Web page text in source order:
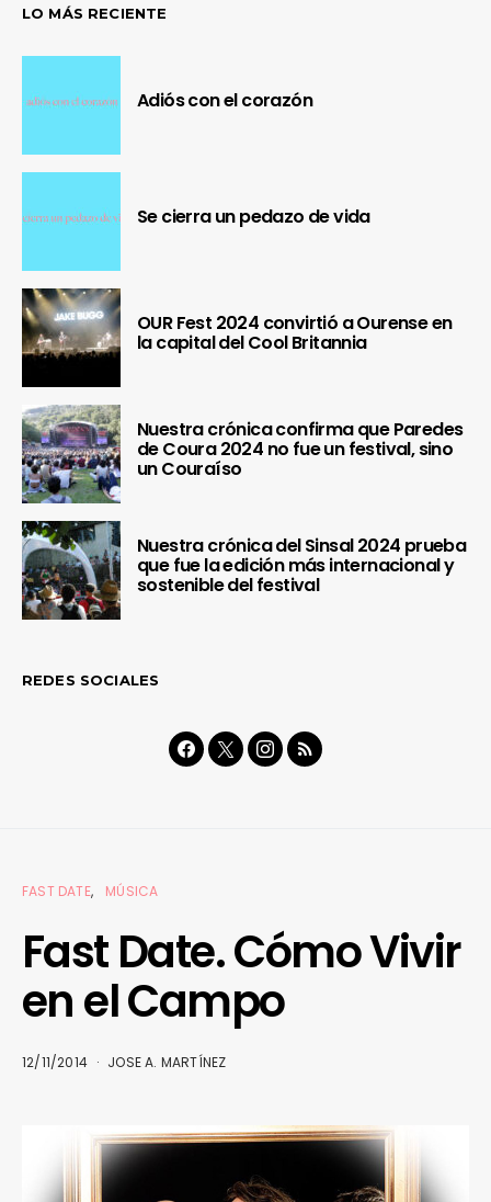
LO MÁS RECIENTE
Adiós con el corazón
Se cierra un pedazo de vida
OUR Fest 2024 convirtió a Ourense en
la capital del Cool Britannia
Nuestra crónica confirma que Paredes
de Coura 2024 no fue un festival, sino
un Couraíso
Nuestra crónica del Sinsal 2024 prueba
que fue la edición más internacional y
sostenible del festival
REDES SOCIALES
FAST DATE MÚSICA
Fast Date. Cómo Vivir
en el Campo
12/11/2014 JOSE A. MARTÍNEZ